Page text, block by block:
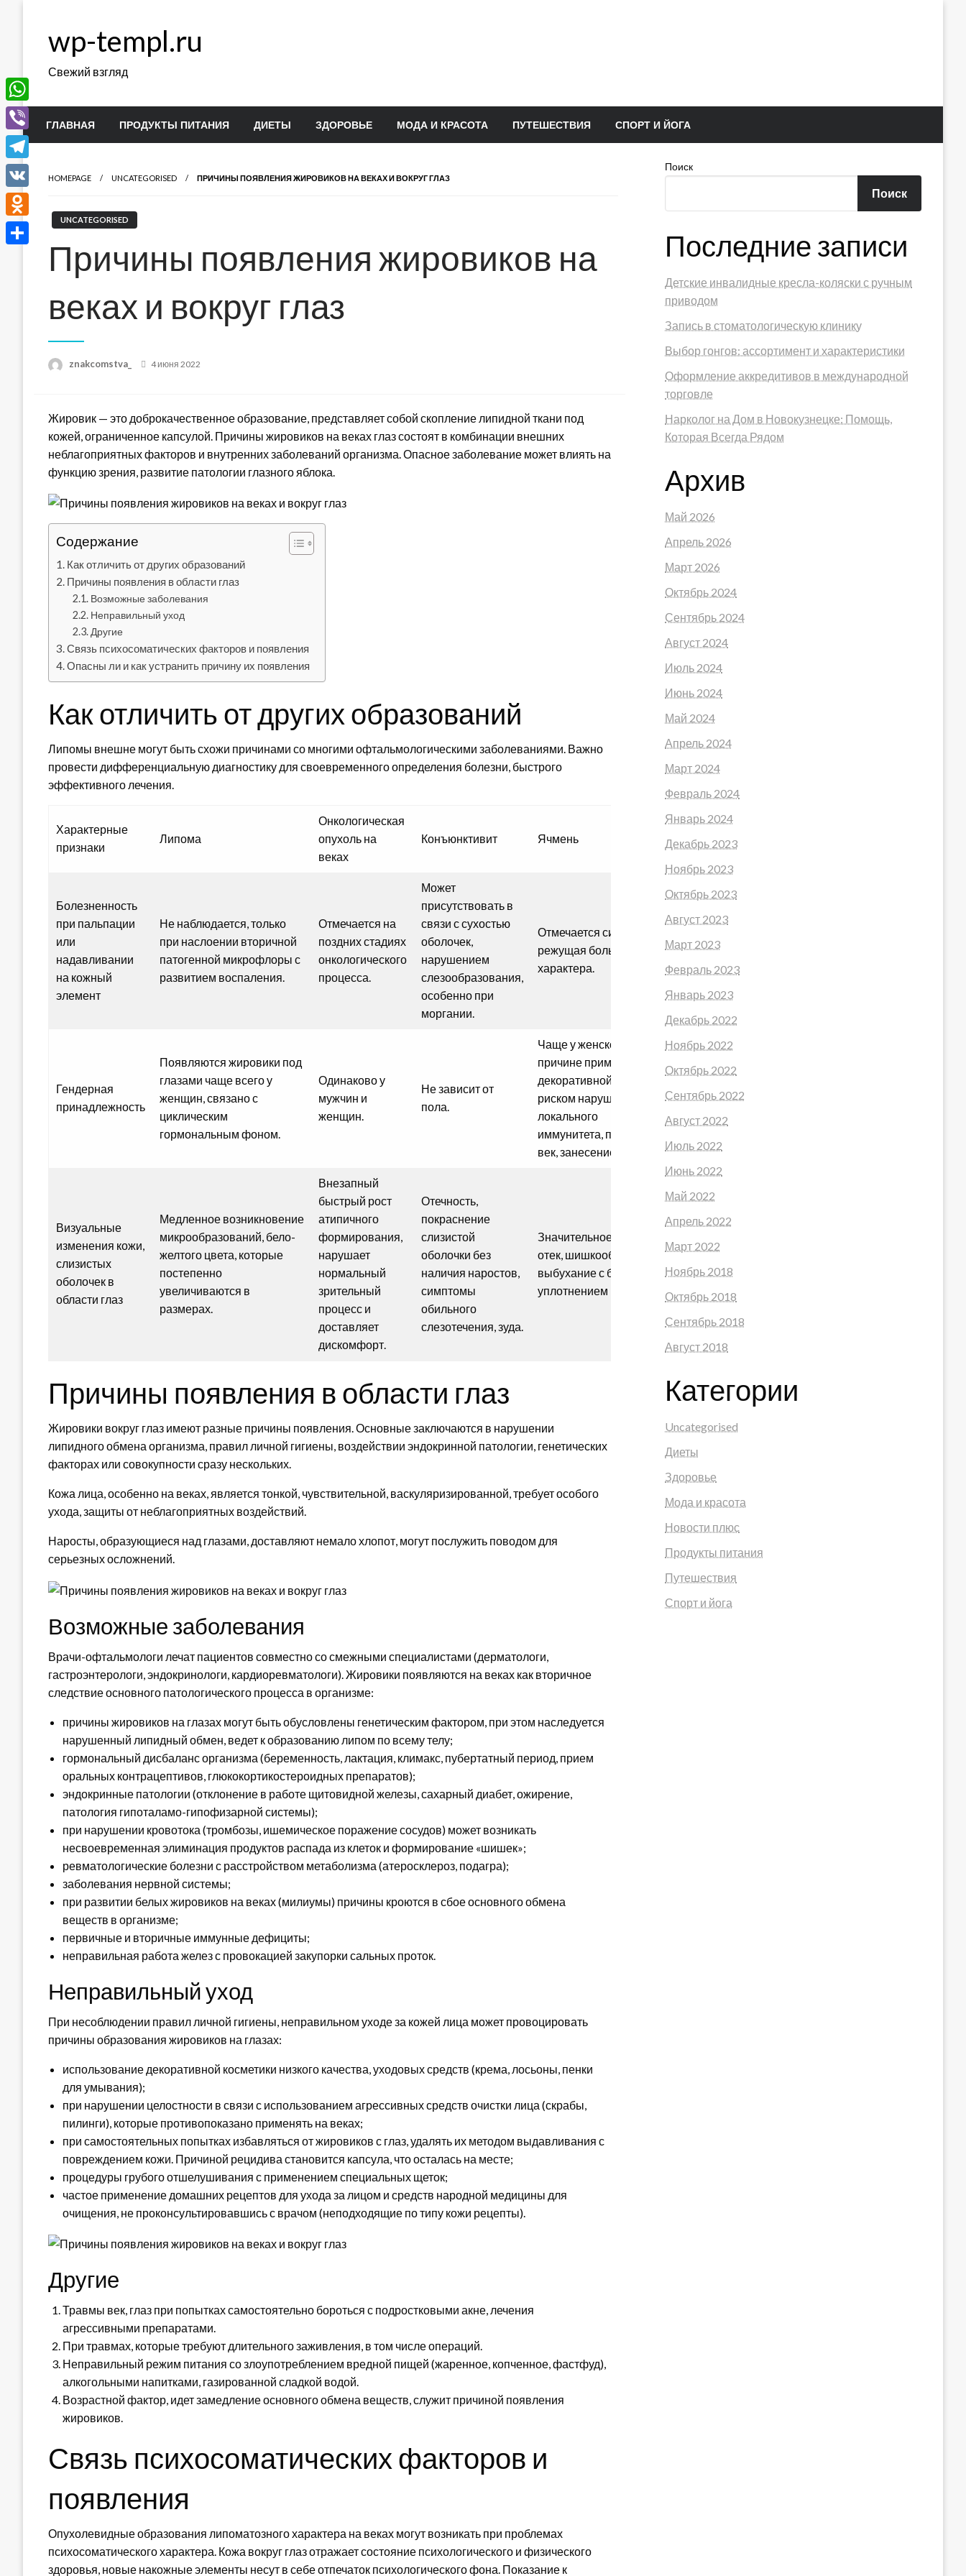
содержимомуwp-templ.ru
Свежий взгляд
ГЛАВНАЯ ПРОДУКТЫ ПИТАНИЯ ДИЕТЫ ЗДОРОВЬЕ МОДА И КРАСОТА ПУТЕШЕСТВИЯ СПОРТ И ЙОГА
HOMEPAGE UNCATEGORISED ПРИЧИНЫ ПОЯВЛЕНИЯ ЖИРОВИКОВ НА ВЕКАХ И ВОКРУГ ГЛАЗ
UNCATEGORISED
Причины появления жировиков на
веках и вокруг глаз
znakcomstva_
Posted
4 июня 2022
Жировик — это доброкачественное образование, представляет собой скопление липидной ткани под
кожей, ограниченное капсулой. Причины жировиков на веках глаз состоят в комбинации внешних
неблагоприятных факторов и внутренних заболеваний организма. Опасное заболевание может влиять на
функцию зрения, развитие патологии глазного яблока.
Содержание
Как отличить от других образований
Причины появления в области глаз
Возможные заболевания
Неправильный уход
Другие
Связь психосоматических факторов и появления
Опасны ли и как устранить причину их появления
Как отличить от других образований
Липомы внешне могут быть схожи причинами со многими офтальмологическими заболеваниями. Важно
провести дифференциальную диагностику для своевременного определения болезни, быстрого
эффективного лечения.
Характерные
признаки
Липома
Онкологическая
опухоль на
веках
Конъюнктивит Ячмень Демодекоз
Болезненность
при пальпации
или
надавливании
на кожный
элемент
Не наблюдается, только
при наслоении вторичной
патогенной микрофлоры с
развитием воспаления.
Отмечается на
поздних стадиях
онкологического
процесса.
Может
присутствовать в
связи с сухостью
оболочек,
нарушением
слезообразования,
особенно при
моргании.
Отмечается сильная
режущая боль постоянного
характера.
Не характерно.
Гендерная
принадлежность
Появляются жировики под
глазами чаще всего у
женщин, связано с
циклическим
гормональным фоном.
Одинаково у
мужчин и
женщин.
Не зависит от
пола.
Чаще у женского пола по
причине применения
декоративной косметики,
риском нарушения
локального
иммунитета, повреждением
век, занесением инфекции.
Одинаково.
Визуальные
изменения кожи,
слизистых
оболочек в
области глаз
Медленное возникновение
микрообразований, бело-
желтого цвета, которые
постепенно
увеличиваются в
размерах.
Внезапный
быстрый рост
атипичного
формирования,
нарушает
нормальный
зрительный
процесс и
доставляет
дискомфорт.
Отечность,
покраснение
слизистой
оболочки без
наличия наростов,
симптомы
обильного
слезотечения, зуда.
Значительное покраснение,
отек, шишкообразное
выбухание с белым
уплотнением в центре.
Чешуйчатость
кожи век,
воспалительных
явлений.
Причины появления в области глаз
Жировики вокруг глаз имеют разные причины появления. Основные заключаются в нарушении
липидного обмена организма, правил личной гигиены, воздействии эндокринной патологии, генетических
факторах или совокупности сразу нескольких.
Кожа лица, особенно на веках, является тонкой, чувствительной, васкуляризированной, требует особого
ухода, защиты от неблагоприятных воздействий.
Наросты, образующиеся над глазами, доставляют немало хлопот, могут послужить поводом для
серьезных осложнений.
Возможные заболевания
Врачи-офтальмологи лечат пациентов совместно со смежными специалистами (дерматологи,
гастроэнтерологи, эндокринологи, кардиоревматологи). Жировики появляются на веках как вторичное
следствие основного патологического процесса в организме:
причины жировиков на глазах могут быть обусловлены генетическим фактором, при этом наследуется
нарушенный липидный обмен, ведет к образованию липом по всему телу;
гормональный дисбаланс организма (беременность, лактация, климакс, пубертатный период, прием
оральных контрацептивов, глюкокортикостероидных препаратов);
эндокринные патологии (отклонение в работе щитовидной железы, сахарный диабет, ожирение,
патология гипоталамо-гипофизарной системы);
при нарушении кровотока (тромбозы, ишемическое поражение сосудов) может возникать
несвоевременная элиминация продуктов распада из клеток и формирование «шишек»;
ревматологические болезни с расстройством метаболизма (атеросклероз, подагра);
заболевания нервной системы;
при развитии белых жировиков на веках (милиумы) причины кроются в сбое основного обмена
веществ в организме;
первичные и вторичные иммунные дефициты;
неправильная работа желез с провокацией закупорки сальных проток.
Неправильный уход
При несоблюдении правил личной гигиены, неправильном уходе за кожей лица может провоцировать
причины образования жировиков на глазах:
использование декоративной косметики низкого качества, уходовых средств (крема, лосьоны, пенки
для умывания);
при нарушении целостности в связи с использованием агрессивных средств очистки лица (скрабы,
пилинги), которые противопоказано применять на веках;
при самостоятельных попытках избавляться от жировиков с глаз, удалять их методом выдавливания с
повреждением кожи. Причиной рецидива становится капсула, что осталась на месте;
процедуры грубого отшелушивания с применением специальных щеток;
частое применение домашних рецептов для ухода за лицом и средств народной медицины для
очищения, не проконсультировавшись с врачом (неподходящие по типу кожи рецепты).
Другие
Травмы век, глаз при попытках самостоятельно бороться с подростковыми акне, лечения
агрессивными препаратами.
При травмах, которые требуют длительного заживления, в том числе операций.
Неправильный режим питания со злоупотреблением вредной пищей (жаренное, копченное, фастфуд),
алкогольными напитками, газированной сладкой водой.
Возрастной фактор, идет замедление основного обмена веществ, служит причиной появления
жировиков.
Связь психосоматических факторов и
появления
Опухолевидные образования липоматозного характера на веках могут возникать при проблемах
психосоматического характера. Кожа вокруг глаз отражает состояние психологического и физического
здоровья, новые накожные элементы несут в себе отпечаток психологического фона. Показание к
Поиск
Поиск
Последние записи
Детские инвалидные кресла-коляски с ручным
приводом
Запись в стоматологическую клинику
Выбор гонгов: ассортимент и характеристики
Оформление аккредитивов в международной
торговле
Нарколог на Дом в Новокузнецке: Помощь,
Которая Всегда Рядом
Архив
Май 2026
Апрель 2026
Март 2026
Октябрь 2024
Сентябрь 2024
Август 2024
Июль 2024
Июнь 2024
Май 2024
Апрель 2024
Март 2024
Февраль 2024
Январь 2024
Декабрь 2023
Ноябрь 2023
Октябрь 2023
Август 2023
Март 2023
Февраль 2023
Январь 2023
Декабрь 2022
Ноябрь 2022
Октябрь 2022
Сентябрь 2022
Август 2022
Июль 2022
Июнь 2022
Май 2022
Апрель 2022
Март 2022
Ноябрь 2018
Октябрь 2018
Сентябрь 2018
Август 2018
Категории
Uncategorised
Диеты
Здоровье
Мода и красота
Новости плюс
Продукты питания
Путешествия
Спорт и йога
WhatsApp
Viber
Telegram
VK
Odnoklassniki